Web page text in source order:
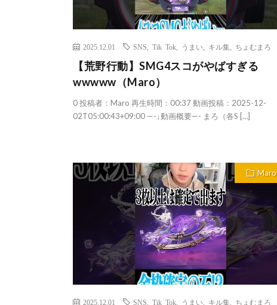
2025.12.01 SNS Tik Tok うまい キル集 ちょむまろ
【荒野行動】SMG4スコがやばすぎる
wwwww（Maro）
0 投稿者：Maro 再生時間：00:37 動画投稿：2025-12-
02T05:00:43+09:00 —-↓動画概要—- まろ（各S […]
Maro
2025.12.01 SNS Tik Tok うまい キル集 ちょむまろ